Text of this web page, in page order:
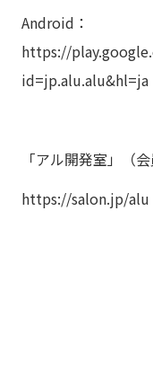
Android：
https://
id=jp.alu.alu&hl=ja
「アル開発室」（
https://salon.jp/alu